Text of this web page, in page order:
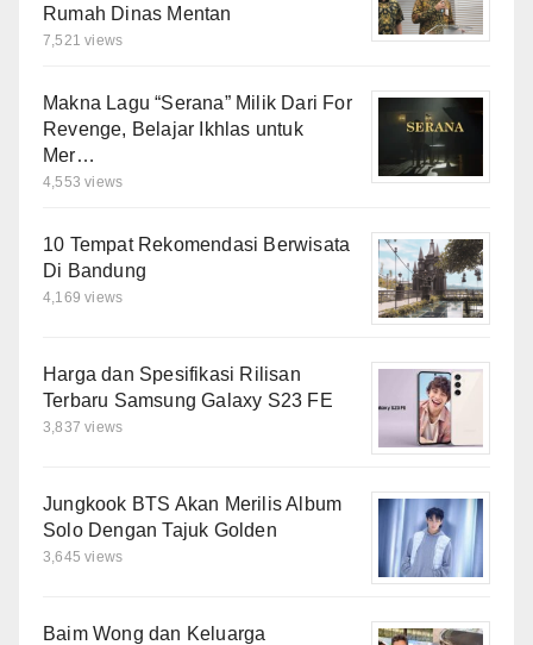
Rumah Dinas Mentan
7,521 views
Makna Lagu “Serana” Milik Dari For
Revenge, Belajar Ikhlas untuk
Mer…
4,553 views
10 Tempat Rekomendasi Berwisata
Di Bandung
4,169 views
Harga dan Spesifikasi Rilisan
Terbaru Samsung Galaxy S23 FE
3,837 views
Jungkook BTS Akan Merilis Album
Solo Dengan Tajuk Golden
3,645 views
Baim Wong dan Keluarga